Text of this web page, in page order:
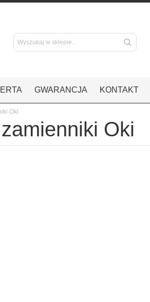
GWARANCJA KONTAKT
Oki
Oki